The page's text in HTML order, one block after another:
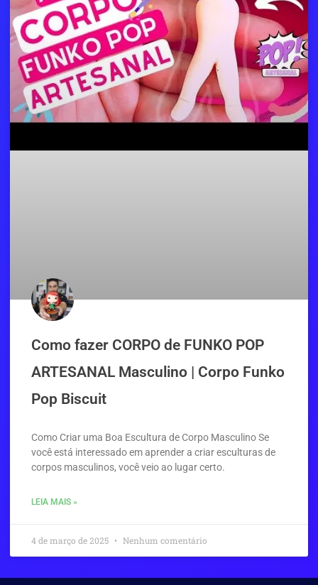
Como fazer CORPO de FUNKO POP
ARTESANAL Masculino | Corpo Funko
Pop Biscuit
Como Criar uma Boa Escultura de Corpo Masculino Se
você está interessado em aprender a criar esculturas de
corpos masculinos, você veio ao lugar certo.
LEIA MAIS »
4 de março de 2025 Nenhum comentário